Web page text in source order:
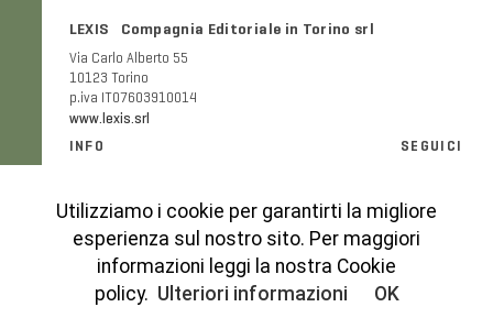
LEXIS Compagnia Editoriale in Torino srl
Via Carlo Alberto 55
10123 Torino
p.iva IT07603910014
www.lexis.srl
INFO
Modalità e costi di spedizione
Codice etico
Cookies Policy
SEGUICI
Instagram
Utilizziamo i cookie per garantirti la migliore
esperienza sul nostro sito. Per maggiori
informazioni leggi la nostra Cookie
policy. Ulteriori informazioni OK